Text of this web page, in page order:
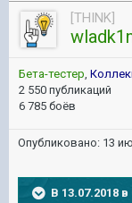
[THINK]
Бета-тестер
2 550 публикаций
6 785 боёв
Опубликовано: 13
В 13.07.2018